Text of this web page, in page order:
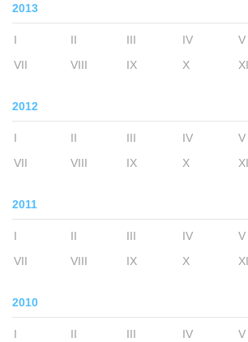
2013
I II III IV V
VII
VIII IX X XI
2012
I II III IV V
VII
VIII IX X XI
2011
I II III IV V
VII
VIII IX X XI
2010
I II III IV V